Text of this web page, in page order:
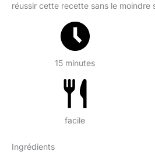
réussir cette recette sans le moindre
15 minutes
facile
Ingrédients